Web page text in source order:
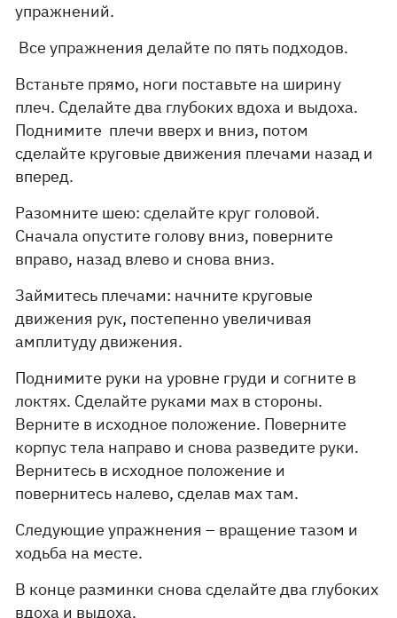
упражнений.
Все упражнения делайте по пять подходов.
Встаньте прямо, ноги поставьте на ширину
плеч. Сделайте два глубоких вдоха и выдоха.
Поднимите плечи вверх и вниз, потом
сделайте круговые движения плечами назад и
вперед.
Разомните шею: сделайте круг головой.
Сначала опустите голову вниз, поверните
вправо, назад влево и снова вниз.
Займитесь плечами: начните круговые
движения рук, постепенно увеличивая
амплитуду движения.
Поднимите руки на уровне груди и согните в
локтях. Сделайте руками мах в стороны.
Верните в исходное положение. Поверните
корпус тела направо и снова разведите руки.
Вернитесь в исходное положение и
повернитесь налево, сделав мах там.
Следующие упражнения – вращение тазом и
ходьба на месте.
В конце разминки снова сделайте два глубоких
вдоха и выдоха.